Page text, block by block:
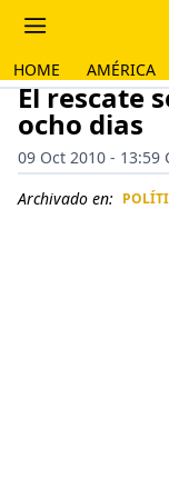
HOME AMÉRICA
El rescate
ocho dias
09 Oct 2010 - 13:59
Archivado en: